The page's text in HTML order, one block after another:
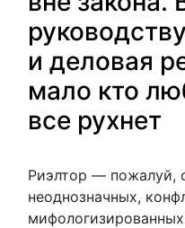
и деловая
мало кто
все рухнет
Риэлтор — пожалуй,
неоднозначных,